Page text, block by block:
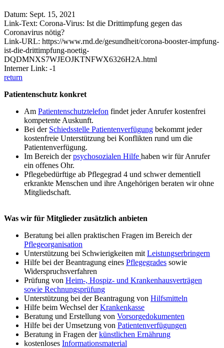
Datum: Sept. 15, 2021
Link-Text: Corona-Virus: Ist die Drittimpfung gegen das
Coronavirus nötig?
Link-URL: https://www.rnd.de/gesundheit/corona-booster-impfung-
ist-die-drittimpfung-noetig-
DQDMNXS7WJEOJKTNFWX6326H2A.html
Interner Link: -1
return
Patientenschutz konkret
Am Patientenschutztelefon findet jeder Anrufer kostenfrei
kompetente Auskunft.
Bei der Schiedsstelle Patientenverfügung bekommt jeder
kostenfreie Unterstützung bei Konflikten rund um die
Patientenverfügung.
Im Bereich derpsychosozialen Hilfe haben wir für Anrufer
ein offenes Ohr.
Pflegebedürftige ab Pflegegrad 4 und schwer dementiell
erkrankte Menschen und ihre Angehörigen beraten wir ohne
Mitgliedschaft.
Was wir für Mitglieder zusätzlich anbieten
Beratung bei allen praktischen Fragen im Bereich der
Pflegeorganisation
Unterstützung bei Schwierigkeiten mit Leistungserbringern
Hilfe bei der Beantragung eines Pflegegrades sowie
Widerspruchsverfahren
Prüfung von Heim-, Hospiz- und Krankenhausverträgen
sowie Rechnungsprüfung
Unterstützung bei der Beantragung von Hilfsmitteln
Hilfe beim Wechsel derKrankenkasse
Beratung und Erstellung von Vorsorgedokumenten
Hilfe bei der Umsetzung von Patientenverfügungen
Beratung in Fragen derkünstlichen Ernährung
kostenloses Informationsmaterial